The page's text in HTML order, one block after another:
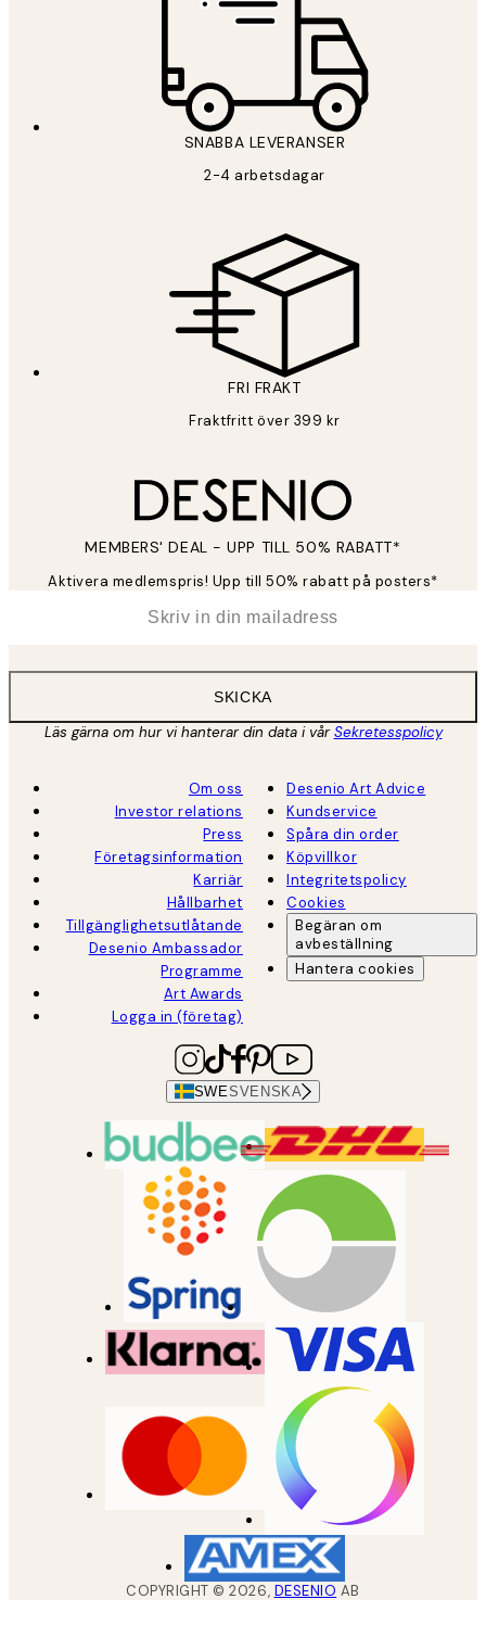
SNABBA LEVERANSER
2-4 arbetsdagar
FRI FRAKT
Fraktfritt över 399 kr
MEMBERS' DEAL - UPP TILL 50% RABATT*
Aktivera medlemspris! Upp till 50% rabatt på posters*
SKICKA
Läs gärna om hur vi hanterar din data i vårSekretesspolicy
Om oss
Investor relations
Press
Företagsinformation
Karriär
Hållbarhet
Tillgänglighetsutlåtande
Desenio Ambassador
Programme
Art Awards
Logga in (företag)
Desenio Art Advice
Kundservice
Spåra din order
Köpvillkor
Integritetspolicy
Cookies
Begäran om
avbeställning
Hantera cookies
SWESVENSKA
COPYRIGHT ©2026, DESENIO AB